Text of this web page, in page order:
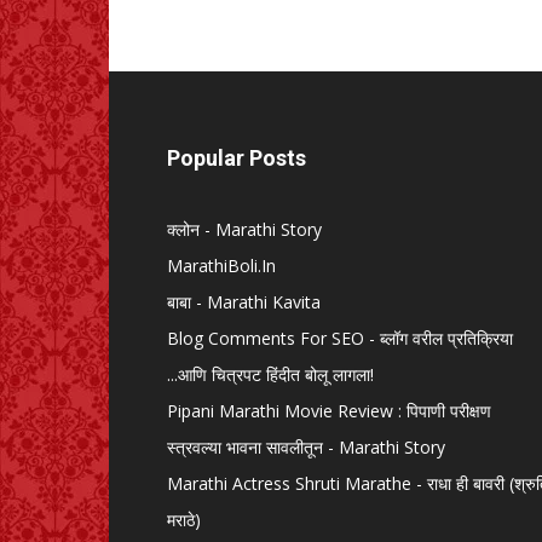
Popular Posts
क्लोन - Marathi Story
MarathiBoli.In
बाबा - Marathi Kavita
Blog Comments For SEO - ब्लॉग वरील प्रतिक्रिया
...आणि चित्रपट हिंदीत बोलू लागला!
Pipani Marathi Movie Review : पिपाणी परीक्षण
स्त्रवल्या भावना सावलीतून - Marathi Story
Marathi Actress Shruti Marathe - राधा ही बावरी
मराठे)